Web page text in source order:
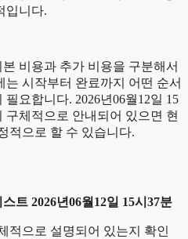
입니다.
비용과 추가 비용을 구분해서
시작부터 완료까지 어떤 순서
요합니다. 2026년06월12일 15
구체적으로 안내되어 있으면 현
적으로 할 수 있습니다.
트 2026년06월12일 15시37분
적으로 설명되어 있는지 확인